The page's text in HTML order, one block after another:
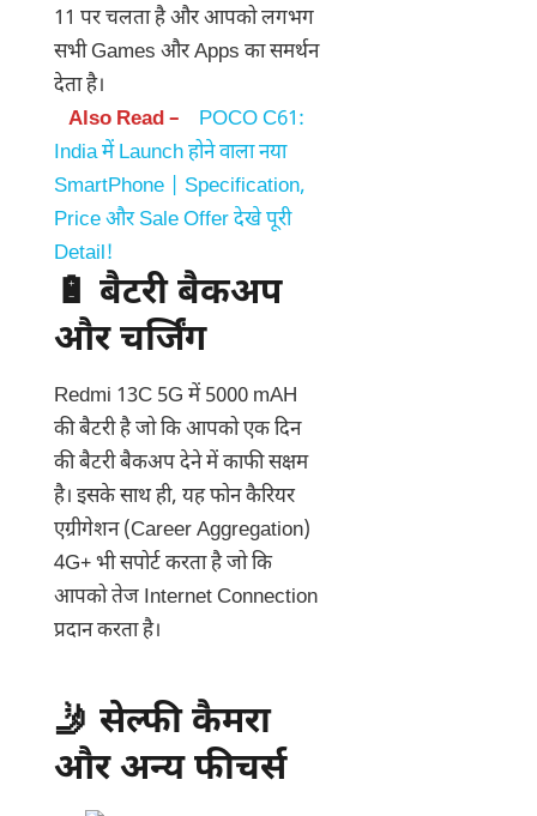
11 पर चलता है और आपको लगभग
सभी Games और Apps का समर्थन
देता है।
Also Read –
POCO C61:
India में Launch होने वाला नया
SmartPhone | Specification,
Price और Sale Offer देखे पूरी
Detail!
🔋 बैटरी बैकअप
और चर्जिंग
Redmi 13C 5G में 5000 mAH
की बैटरी है जो कि आपको एक दिन
की बैटरी बैकअप देने में काफी सक्षम
है। इसके साथ ही, यह फोन कैरियर
एग्रीगेशन (Career Aggregation)
4G+ भी सपोर्ट करता है जो कि
आपको तेज Internet Connection
प्रदान करता है।
🤳 सेल्फी कैमरा
और अन्य फीचर्स